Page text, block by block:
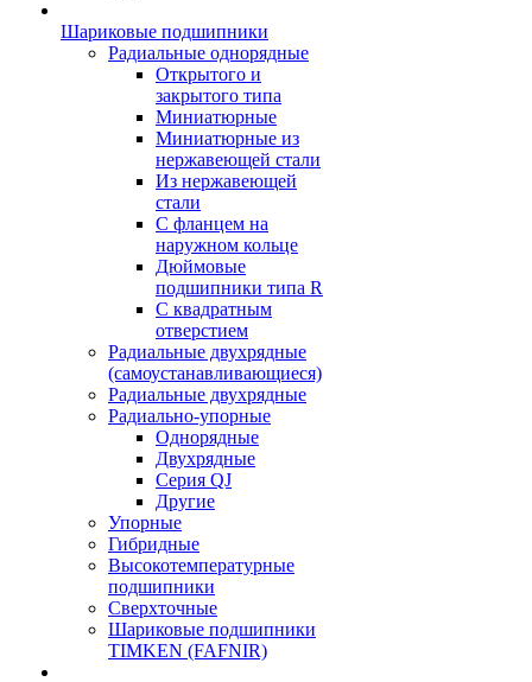
Шариковые подшипники
Радиальные однорядные
Открытого и
закрытого типа
Миниатюрные
Миниатюрные из
нержавеющей стали
Из нержавеющей
стали
С фланцем на
наружном кольце
Дюймовые
подшипники типа R
С квадратным
отверстием
Радиальные двухрядные
(самоустанавливающиеся)
Радиальные двухрядные
Радиально-упорные
Однорядные
Двухрядные
Серия QJ
Другие
Упорные
Гибридные
Высокотемпературные
подшипники
Сверхточные
Шариковые подшипники
TIMKEN (FAFNIR)